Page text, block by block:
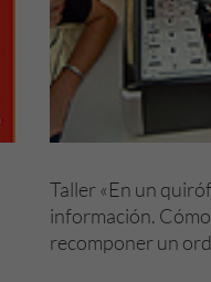
Taller «En un
información.
recomponer un